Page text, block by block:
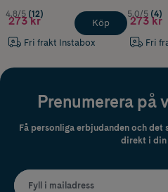
4.8/5 (12)
273 kr
Fri frakt Instabox
Köp
5.0/5 (4)
273 kr
Fri
Prenumerera på
Få personliga erbjudanden och det
direkt i din
Fyll i mailadress